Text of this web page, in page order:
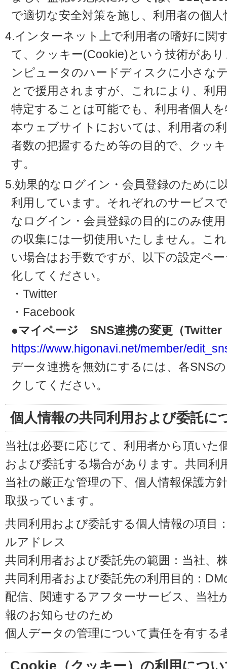
で適切な安全対策を施し、利用者の個
4.インターネット上で利用者の嗜好に関
て、クッキー(Cookie)という技術があ
ンピュータのハードディスクに小さな
とで援用されますが、これにより、利
特定することは可能でも、利用者個人
本ウェブサイトにおいては、利用者の
者数の把握するため等の目的で、クッ
す。
5.効果的なログイン・会員登録のために
利用しています。それぞれのサービス
なログイン・会員登録の目的にのみ使
の収集には一切使用いたしません。こ
い場合はお手数ですが、以下の設定ペ
化してください。
・Twitter
・Facebook
●マイページ SNS連携の変更（Twitter
https://www.higonavi.net/member/
データ連携を無効にするには、各SNS
クしてください。
個人情報の共同利用および委託に
当社は必要に応じて、利用者から頂いた
および委託する場合があります。共同利
当社の厳正な管理の下、個人情報保護方
取扱っています。
共同利用および委託する個人情報の項目
ルアドレス
共同利用者および委託先の範囲：当社、
共同利用者および委託先の利用目的：
配信、関連するアフターサービス、当社
報のお知らせのため
個人データの管理について責任を有する
Cookie（クッキー）の利用につ